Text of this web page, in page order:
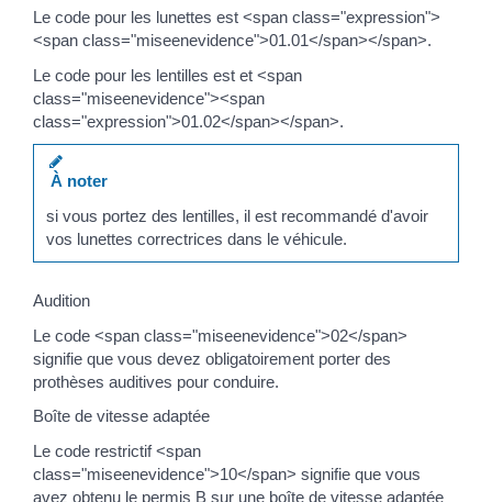
Le code pour les lunettes est <span class="expression">
<span class="miseenevidence">01.01</span></span>.
Le code pour les lentilles est et <span
class="miseenevidence"><span
class="expression">01.02</span></span>.
À noter
si vous portez des lentilles, il est recommandé d'avoir
vos lunettes correctrices dans le véhicule.
Audition
Le code <span class="miseenevidence">02</span>
signifie que vous devez obligatoirement porter des
prothèses auditives pour conduire.
Boîte de vitesse adaptée
Le code restrictif <span
class="miseenevidence">10</span> signifie que vous
avez obtenu le permis B sur une boîte de vitesse adaptée